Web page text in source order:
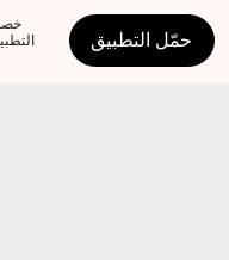
حمّل التطبيق